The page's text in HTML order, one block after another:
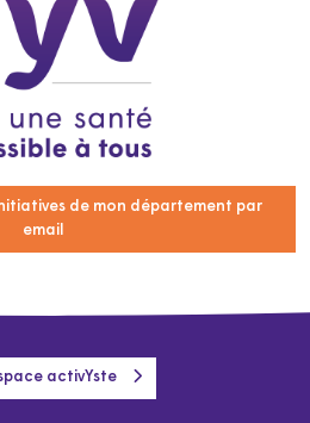
de mon département par
email
activYste